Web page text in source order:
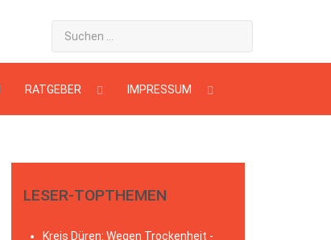
RATGEBER IMPRESSUM
LESER-TOPTHEMEN
Kreis Düren: Wegen Trockenheit -